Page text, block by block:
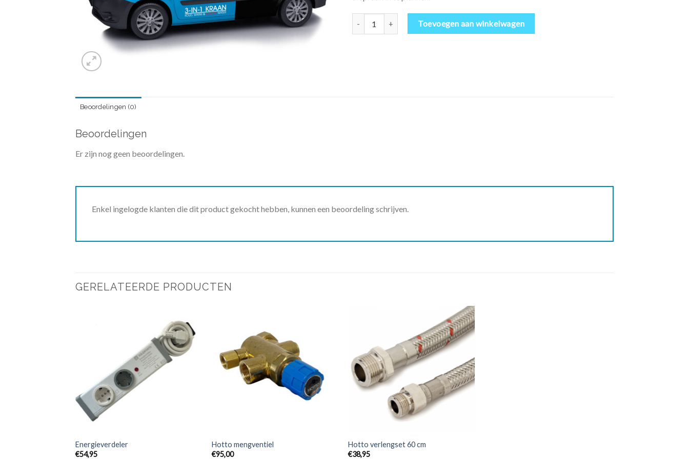
Hotto Installatieservice aantalToevoegen aan winkelwagen
Beoordelingen (0)
Beoordelingen
Er zijn nog geen beoordelingen.
Enkel ingelogde klanten die dit product gekocht hebben, kunnen een beoordeling schrijven.
GERELATEERDE PRODUCTEN
Energieverdeler
€54,95
Hotto mengventiel
€95,00
Hotto verlengset 60 cm
€38,95